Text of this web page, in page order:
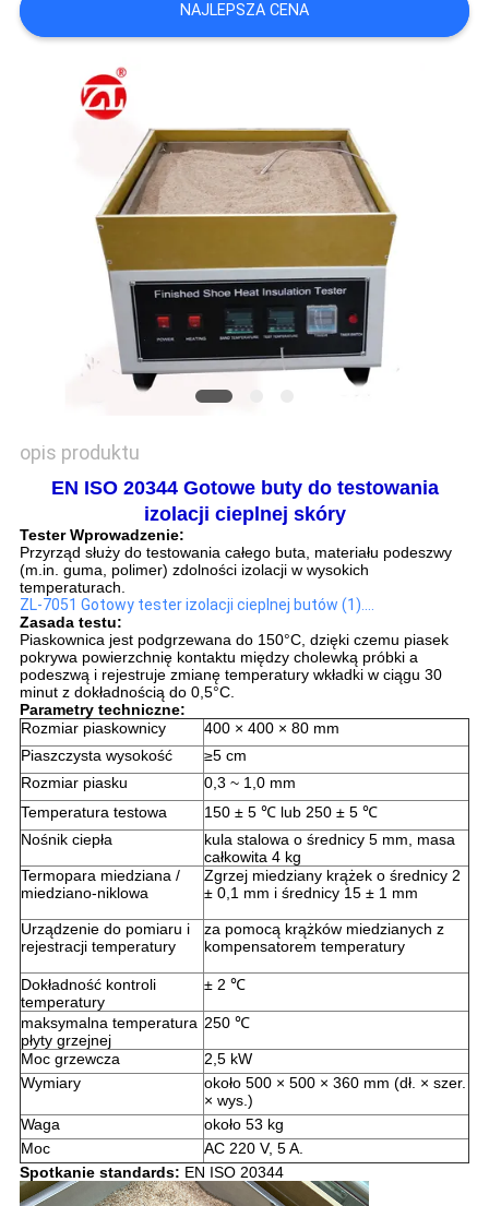
POPROSIĆ
WYCENĘ
SITEMAP
PRIVACY
NAJLEPSZA CENA
opis produktu
EN ISO 20344 Gotowe buty do testowania
izolacji cieplnej skóry
Tester Wprowadzenie:
Przyrząd służy do testowania całego buta, materiału podeszwy
(m.in. guma, polimer) zdolności izolacji w wysokich
temperaturach.
ZL-7051 Gotowy tester izolacji cieplnej butów (1)....
Zasada testu:
Piaskownica jest podgrzewana do 150°C, dzięki czemu piasek
pokrywa powierzchnię kontaktu między cholewką próbki a
podeszwą i rejestruje zmianę temperatury wkładki w ciągu 30
minut z dokładnością do 0,5°C.
Parametry techniczne:
Rozmiar piaskownicy
400 × 400 × 80 mm
Piaszczysta wysokość
≥5 cm
Rozmiar piasku
0,3 ~ 1,0 mm
Temperatura testowa
150 ± 5 ℃ lub 250 ± 5 ℃
Nośnik ciepła
kula stalowa o średnicy 5 mm, masa
całkowita 4 kg
Termopara miedziana /
miedziano-niklowa
Zgrzej miedziany krążek o średnicy 2
± 0,1 mm i średnicy 15 ± 1 mm
Urządzenie do pomiaru i
rejestracji temperatury
za pomocą krążków miedzianych z
kompensatorem temperatury
Dokładność kontroli
temperatury
± 2 ℃
maksymalna temperatura
płyty grzejnej
250 ℃
Moc grzewcza
2,5 kW
Wymiary
około 500 × 500 × 360 mm (dł. × szer.
× wys.)
Waga
około 53 kg
Moc
AC 220 V, 5 A.
Spotkaniestandards: EN ISO 20344